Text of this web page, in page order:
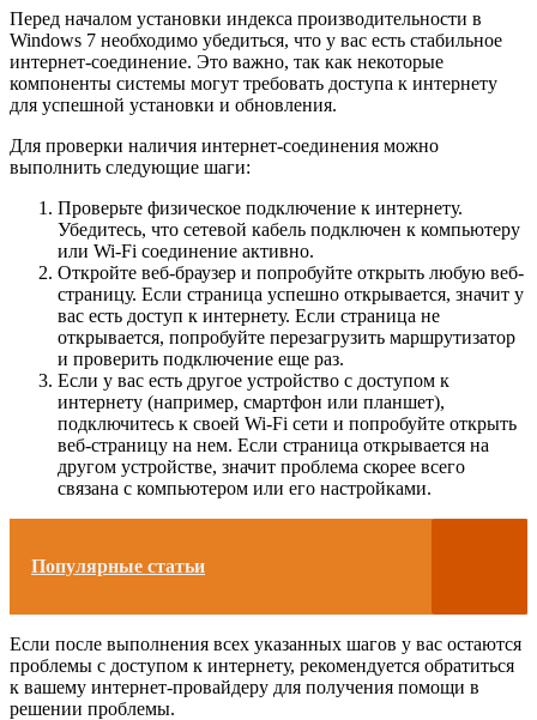
Перед началом установки индекса производительности в
Windows 7 необходимо убедиться, что у вас есть стабильное
интернет-соединение. Это важно, так как некоторые
компоненты системы могут требовать доступа к интернету
для успешной установки и обновления.
Для проверки наличия интернет-соединения можно
выполнить следующие шаги:
Проверьте физическое подключение к интернету.
Убедитесь, что сетевой кабель подключен к компьютеру
или Wi-Fi соединение активно.
Откройте веб-браузер и попробуйте открыть любую веб-
страницу. Если страница успешно открывается, значит у
вас есть доступ к интернету. Если страница не
открывается, попробуйте перезагрузить маршрутизатор
и проверить подключение еще раз.
Если у вас есть другое устройство с доступом к
интернету (например, смартфон или планшет),
подключитесь к своей Wi-Fi сети и попробуйте открыть
веб-страницу на нем. Если страница открывается на
другом устройстве, значит проблема скорее всего
связана с компьютером или его настройками.
Популярные статьи
Если после выполнения всех указанных шагов у вас остаются
проблемы с доступом к интернету, рекомендуется обратиться
к вашему интернет-провайдеру для получения помощи в
решении проблемы.